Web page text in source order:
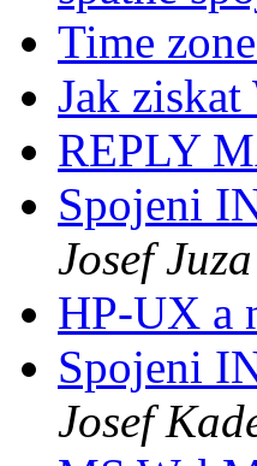
Time zone
Jak
REPLY
Spojeni
Josef Juza
HP-UX a
Spojeni
Josef